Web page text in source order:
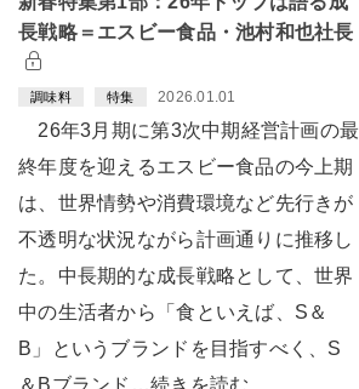
長戦略＝エスビー食品・池村和也社長
調味料 特集 2026.01.01
26年3月期に第3次中期経営計画の最
終年度を迎えるエスビー食品の今上期
は、世界情勢や消費環境など先行きが
不透明な状況ながら計画通りに推移し
た。中長期的な成長戦略として、世界
中の生活者から「食といえば、S＆
B」というブランドを目指すべく、S
＆Bブランド…続きを読む